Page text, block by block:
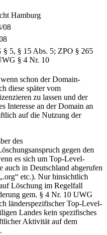
Hamburg
08
§ 5, § 15 Abs. 5; ZPO § 265
§ 4 Nr. 10
schon der Domain-
diese später vom
zu lassen und der
Interesse an der Domain an
auf die Nutzung der
des
gegen den
es sich um Top-Level-
auch in Deutschland abgerufen
etc.). Nur hinsichtlich
Löschung im Regelfall
gem. § 4 Nr. 10 UWG
länderspezifischer Top-Level-
Landes kein spezifisches
Aktivität auf dem